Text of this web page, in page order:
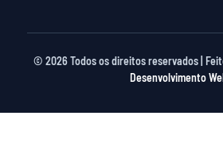
© 2026Todos os direitos reservados |
Desenvolvimento